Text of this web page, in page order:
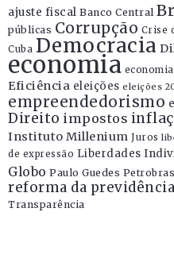
ajuste fiscal Banco Central
públicas Corrupção Crise
Cuba Democracia
economia
Eficiência eleições eleições
empreendedorismo
Direito impostos
Instituto Millenium Juros
de expressão Liberdades
Globo Paulo Guedes Petrobras
reforma da previdência
Transparência